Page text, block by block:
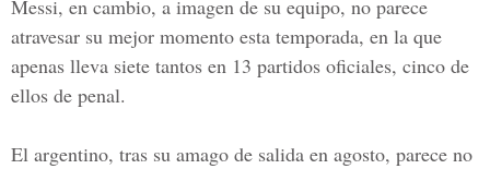
Messi, en cambio, a imagen de su equipo, no parece
atravesar su mejor momento esta temporada, en la que
apenas lleva siete tantos en 13 partidos oficiales, cinco de
ellos de penal.
El argentino, tras su amago de salida en agosto, parece no